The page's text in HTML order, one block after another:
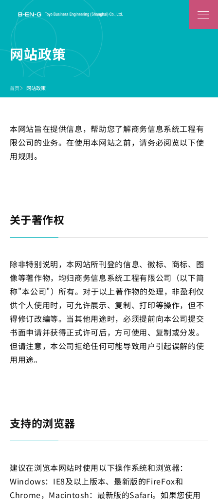
网站政策
首页 网站政策
本网站旨在提供信息，帮助您了解商务信息系统工程有
限公司的业务。在使用本网站之前，请务必阅览以下使
用规则。
关于著作权
除非特别说明，本网站所刊登的信息、徽标、商标、图
像等著作物，均归商务信息系统工程有限公司（以下简
称"本公司"）所有。对于以上著作物的处理，非盈利仅
供个人使用时，可允许展示、复制、打印等操作，但不
得修订改编等。当其他用途时，必须提前向本公司提交
书面申请并获得正式许可后，方可使用、复制或分发。
但请注意，本公司拒绝任何可能导致用户引起误解的使
用用途。
支持的浏览器
建议在浏览本网站时使用以下操作系统和浏览器：
Windows：IE8及以上版本、最新版的FireFox和
Chrome，Macintosh：最新版的Safari。如果您使用